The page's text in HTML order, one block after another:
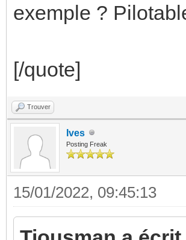
exemple ?
[/quote]
Trouver
Ives
Posting Freak
15/01/2022, 09:45:13